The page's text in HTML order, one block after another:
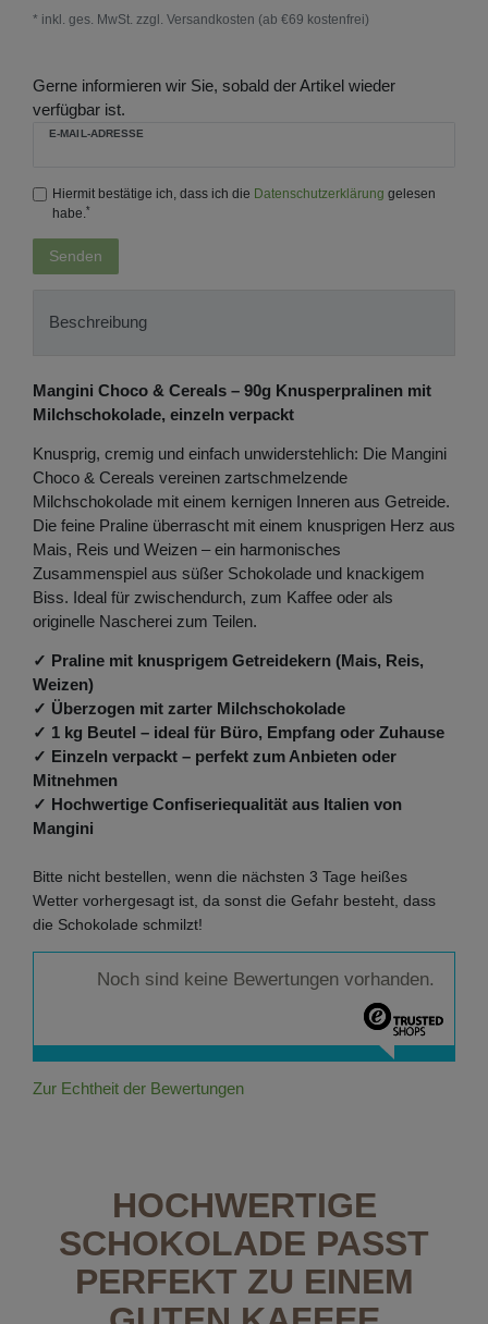
* inkl. ges. MwSt. zzgl. Versandkosten (ab €69 kostenfrei)
Gerne informieren wir Sie, sobald der Artikel wieder
verfügbar ist.
E-MAIL-ADRESSE
Hiermit bestätige ich, dass ich die Daten­schutz­erklärung gelesen
habe.*
Senden
Beschreibung
Mangini Choco & Cereals – 90g Knusperpralinen mit
Milchschokolade, einzeln verpackt
Knusprig, cremig und einfach unwiderstehlich: Die Mangini
Choco & Cereals vereinen zartschmelzende
Milchschokolade mit einem kernigen Inneren aus Getreide.
Die feine Praline überrascht mit einem knusprigen Herz aus
Mais, Reis und Weizen – ein harmonisches
Zusammenspiel aus süßer Schokolade und knackigem
Biss. Ideal für zwischendurch, zum Kaffee oder als
originelle Nascherei zum Teilen.
✓ Praline mit knusprigem Getreidekern (Mais, Reis,
Weizen)
✓ Überzogen mit zarter Milchschokolade
✓ 1 kg Beutel – ideal für Büro, Empfang oder Zuhause
✓ Einzeln verpackt – perfekt zum Anbieten oder
Mitnehmen
✓ Hochwertige Confiseriequalität aus Italien von
Mangini
Bitte nicht bestellen, wenn die nächsten 3 Tage heißes
Wetter vorhergesagt ist, da sonst die Gefahr besteht, dass
die Schokolade schmilzt!
Noch sind keine Bewertungen vorhanden.
Zur Echtheit der Bewertungen
HOCHWERTIGE
SCHOKOLADE PASST
PERFEKT ZU EINEM